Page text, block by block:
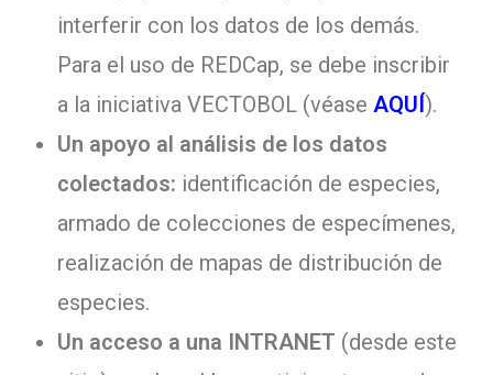
interferir con los datos de los demás.
Para el uso de REDCap, se debe inscribir
a la iniciativa VECTOBOL (véaseAQUÍ).
Un apoyo al análisis de los datos
colectados: identificación de especies,
armado de colecciones de especímenes,
realización de mapas de distribución de
especies.
Un acceso a una INTRANET (desde este